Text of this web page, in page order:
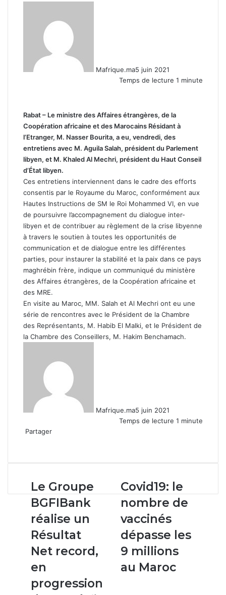
Mafrique.ma5 juin 2021
Temps de lecture 1 minute
Rabat – Le ministre des Affaires étrangères, de la
Coopération africaine et des Marocains Résidant à
l’Etranger, M. Nasser Bourita, a eu, vendredi, des
entretiens avec M. Aguila Salah, président du Parlement
libyen, et M. Khaled Al Mechri, président du Haut Conseil
d’État libyen.
Ces entretiens interviennent dans le cadre des efforts
consentis par le Royaume du Maroc, conformément aux
Hautes Instructions de SM le Roi Mohammed VI, en vue
de poursuivre l’accompagnement du dialogue inter-
libyen et de contribuer au règlement de la crise libyenne
à travers le soutien à toutes les opportunités de
communication et de dialogue entre les différentes
parties, pour instaurer la stabilité et la paix dans ce pays
maghrébin frère, indique un communiqué du ministère
des Affaires étrangères, de la Coopération africaine et
des MRE.
En visite au Maroc, MM. Salah et Al Mechri ont eu une
série de rencontres avec le Président de la Chambre
des Représentants, M. Habib El Malki, et le Président de
la Chambre des Conseillers, M. Hakim Benchamach.
Mafrique.ma5 juin 2021
Temps de lecture 1 minute
Partager
email
Le
Groupe
BGFIBank
réalise
un
Résultat
Net
record,
en
de
Le Groupe
BGFIBank
réalise un
Résultat
Net record,
en
progression
Covid19:
le
nombre
de
vaccinés
dépasse
les
9
millions
Covid19: le
nombre de
vaccinés
dépasse les
9 millions
au Maroc